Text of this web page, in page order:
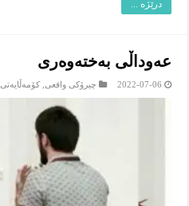
درێژە ...
عه‌وداڵی به‌خته‌وه‌ری
2022-07-06 چیرۆکى واقعى ,کۆمەڵایەتى